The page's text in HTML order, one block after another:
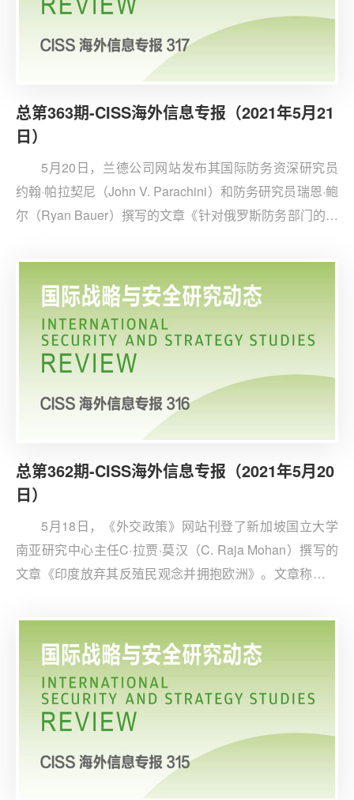
总第363期-CISS海外信息专报（2021年5月21
日）
5月20日，兰德公司网站发布其国际防务资深研究员
约翰·帕拉契尼（John V. Parachini）和防务研究员瑞恩·鲍
尔（Ryan Bauer）撰写的文章《针对俄罗斯防务部门的制
干预美国大选和毒害反对派领导人的行动，拜登政府宣布
对俄实施新一轮制裁并驱逐俄外交官，现有制裁措施将对
俄国防工业发展造成损害。
总第362期-CISS海外信息专报（2021年5月20
日）
5月18日，《外交政策》网站刊登了新加坡国立大学
南亚研究中心主任C·拉贾·莫汉（C. Raja Mohan）撰写的
文章《印度放弃其反殖民观念并拥抱欧洲》。文章称，印
度已摆脱传统的反殖民观念，通过将欧洲纳入政策视野以
抗衡中国。文章认为，尽管印度外交政策常被理解为不结
盟与多极化，但这并非具有永久性，而是随形势的根本变
化而改变。文章回顾了21世纪以来印度与西方国家关系的
进展，指出印欧关系发展滞后于印美关系。